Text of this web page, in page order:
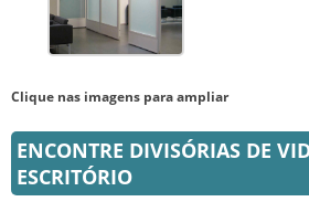
Clique nas imagens para ampliar
ENCONTRE DIVISÓRIAS DE
ESCRITÓRIO